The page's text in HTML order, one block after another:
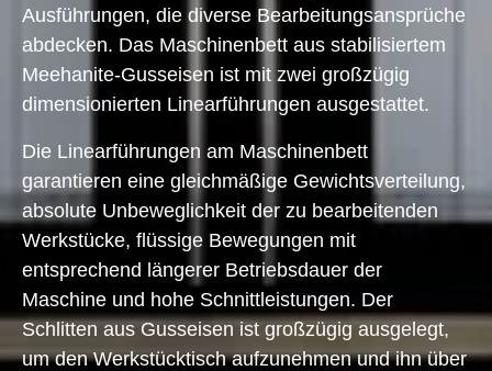
Ausführungen, die diverse Bearbeitungsansprüche
abdecken. Das Maschinenbett aus stabilisiertem
Meehanite-Gusseisen ist mit zwei großzügig
dimensionierten Linearführungen ausgestattet.
Die Linearführungen am Maschinenbett
garantieren eine gleichmäßige Gewichtsverteilung,
absolute Unbeweglichkeit der zu bearbeitenden
Werkstücke, flüssige Bewegungen mit
entsprechend längerer Betriebsdauer der
Maschine und hohe Schnittleistungen. Der
Schlitten aus Gusseisen ist großzügig ausgelegt,
um den Werkstücktisch aufzunehmen und ihn über